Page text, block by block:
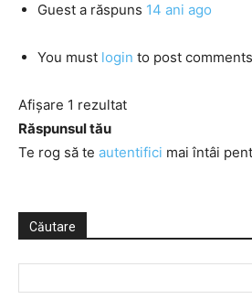
Guest a răspuns 14 ani ago
You must login to post comments
Afișare 1 rezultat
Răspunsul tău
Te rog să te autentifici mai întâi
Căutare